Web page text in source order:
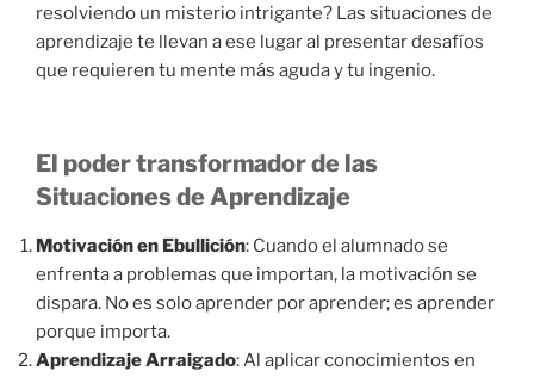
resolviendo un misterio intrigante? Las situaciones de
aprendizaje te llevan a ese lugar al presentar desafíos
que requieren tu mente más aguda y tu ingenio.
El poder transformador de las
Situaciones de Aprendizaje
Motivación en Ebullición: Cuando el alumnado se
enfrenta a problemas que importan, la motivación se
dispara. No es solo aprender por aprender; es aprender
porque importa.
Aprendizaje Arraigado: Al aplicar conocimientos en